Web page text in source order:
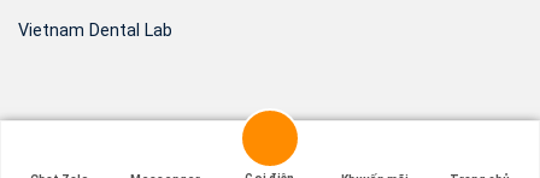
Vietnam Dental Lab
Copyright 2026 ©Nha Viet Dental